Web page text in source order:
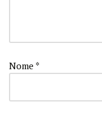
Nome *